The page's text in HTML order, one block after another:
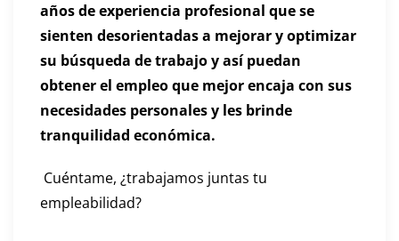
años de experiencia profesional que se
sienten desorientadas a mejorar y optimizar
su búsqueda de trabajo y así puedan
obtener el empleo que mejor encaja con sus
necesidades personales y les brinde
tranquilidad económica.
Cuéntame, ¿trabajamos juntas tu
empleabilidad?